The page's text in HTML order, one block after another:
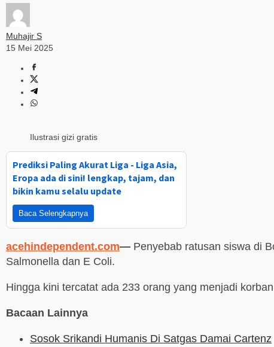
Muhajir S
15 Mei 2025
Ilustrasi gizi gratis
Prediksi Paling Akurat Liga - Liga Asia,
Eropa ada di sini! lengkap, tajam, dan
bikin kamu selalu update
Baca Selengkapnya
acehindependent.com— Penyebab ratusan siswa di
Salmonella dan E Coli.
Hingga kini tercatat ada 233 orang yang menjadi
Bacaan Lainnya
Sosok Srikandi Humanis Di Satgas Damai Cartenz